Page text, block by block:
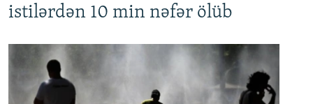
istilərdən 10 min nəfər ölüb